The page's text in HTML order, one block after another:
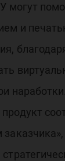
могут
и